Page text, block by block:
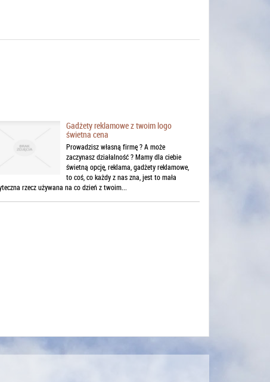
Gadżety reklamowe z twoim logo
świetna cena
Prowadzisz własną firmę ? A może
zaczynasz działalność ? Mamy dla ciebie
świetną opcję, reklama, gadżety reklamowe,
to coś, co każdy z nas zna, jest to mała
rzecz używana na co dzień z twoim...